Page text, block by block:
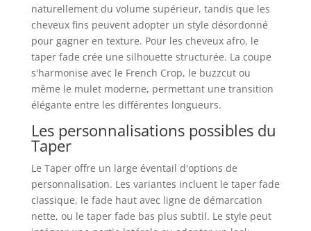
naturellement du volume supérieur, tandis que les
cheveux fins peuvent adopter un style désordonné
pour gagner en texture. Pour les cheveux afro, le
taper fade crée une silhouette structurée. La coupe
s'harmonise avec le French Crop, le buzzcut ou
même le mulet moderne, permettant une transition
élégante entre les différentes longueurs.
Les personnalisations possibles du
Taper
Le Taper offre un large éventail d'options de
personnalisation. Les variantes incluent le taper fade
classique, le fade haut avec ligne de démarcation
nette, ou le taper fade bas plus subtil. Le style peut